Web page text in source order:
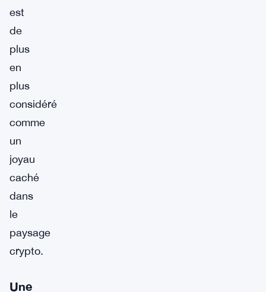
est
de
plus
en
plus
considéré
comme
un
joyau
caché
dans
le
paysage
crypto.
Une